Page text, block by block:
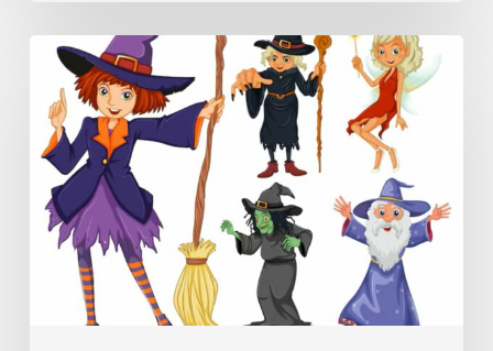
des
bonnes
mauvaises
sorcières